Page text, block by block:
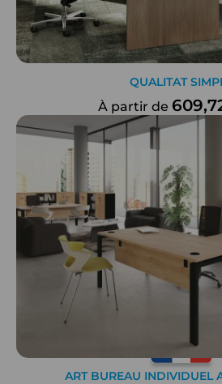
QUALITAT
À partir de
ART BUREAU INDIVIDUEL